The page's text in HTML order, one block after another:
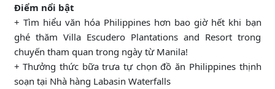
Điểm nổi bật
+ Tìm hiểu văn hóa Philippines hơn bao giờ hết khi bạn
ghé thăm Villa Escudero Plantations and Resort trong
chuyến tham quan trong ngày từ Manila!
+ Thưởng thức bữa trưa tự chọn đồ ăn Philippines thịnh
soạn tại Nhà hàng Labasin Waterfalls